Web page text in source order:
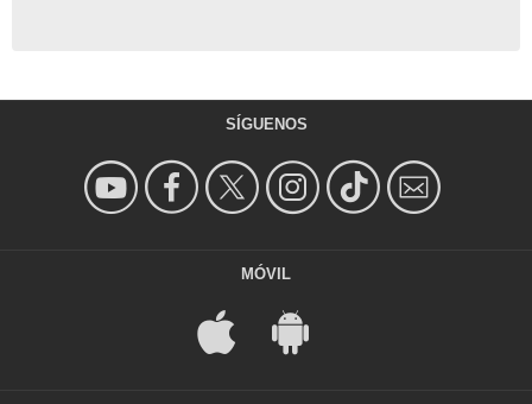
SÍGUENOS
MÓVIL